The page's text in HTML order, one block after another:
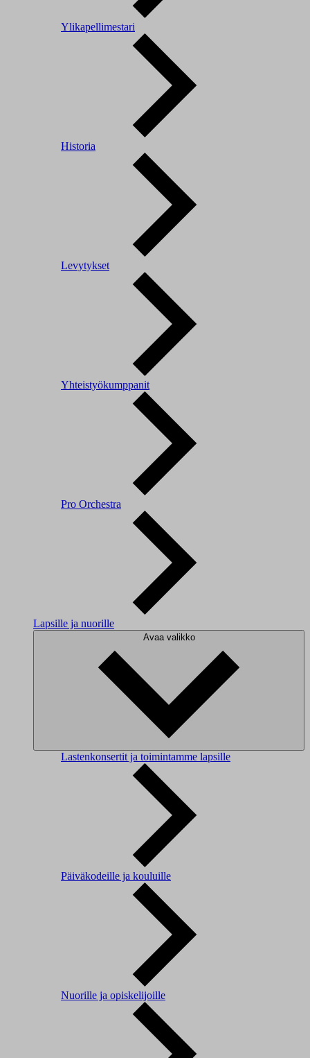
Ylikapellimestari
Historia
Levytykset
Yhteistyökumppanit
Pro Orchestra
Lapsille ja nuorille
Avaa valikko
Lastenkonsertit ja toimintamme lapsille
Päiväkodeille ja kouluille
Nuorille ja opiskelijoille